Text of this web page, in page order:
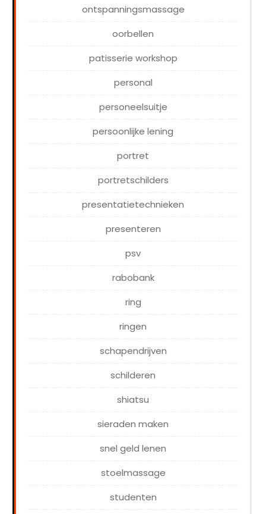
ontspanningsmassage
oorbellen
patisserie workshop
personal
personeelsuitje
persoonlijke lening
portret
portretschilders
presentatietechnieken
presenteren
psv
rabobank
ring
ringen
schapendrijven
schilderen
shiatsu
sieraden maken
snel geld lenen
stoelmassage
studenten